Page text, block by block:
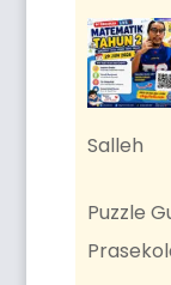
Salleh
Puzzle